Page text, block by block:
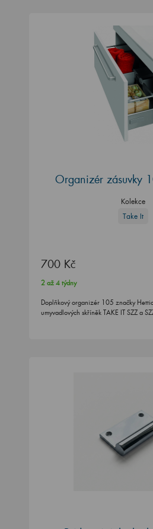
Organizér zásuvky
Kolekce
Take It
700 Kč
2 až 4 týdny
Doplňkový organizér 105 značky
umyvadlových skříněk TAKE IT SZZ a